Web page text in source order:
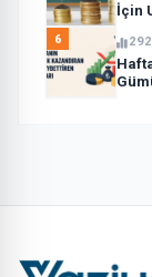
İçin
6